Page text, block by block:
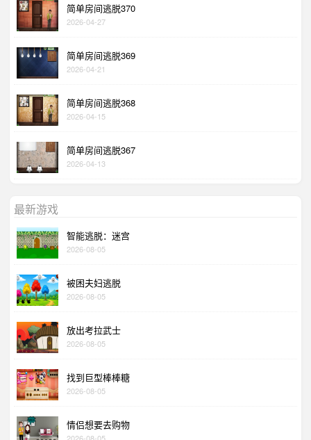
简单房间逃脱370
2026-04-27
简单房间逃脱369
2026-04-21
简单房间逃脱368
2026-04-15
简单房间逃脱367
2026-04-13
最新游戏
智能逃脱：迷宫
2026-08-05
被困夫妇逃脱
2026-08-05
放出考拉武士
2026-08-05
找到巨型棒棒糖
2026-08-05
情侣想要去购物
2026-08-05